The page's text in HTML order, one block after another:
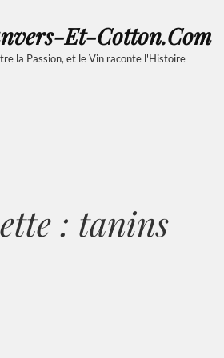
Et-Cotton.com
la Passion, et le Vin raconte l'Histoire
: tanins